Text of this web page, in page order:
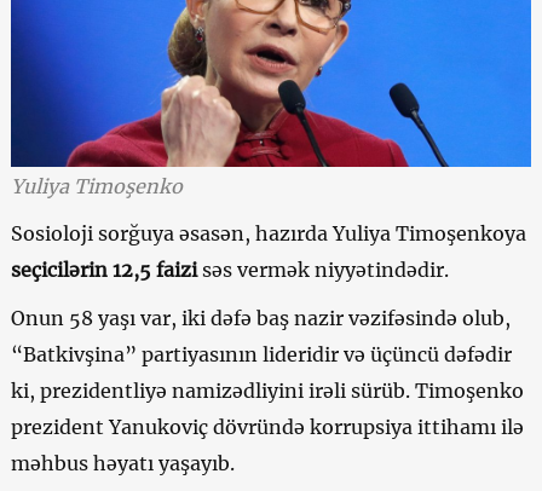
Yuliya Timoşenko
Sosioloji sorğuya əsasən, hazırda Yuliya Timoşenkoya
seçicilərin 12,5 faizisəs vermək niyyətindədir.
Onun 58 yaşı var, iki dəfə baş nazir vəzifəsində olub,
“Batkivşina” partiyasının lideridir və üçüncü dəfədir
ki, prezidentliyə namizədliyini irəli sürüb. Timoşenko
prezident Yanukoviç dövründə korrupsiya ittihamı ilə
məhbus həyatı yaşayıb.